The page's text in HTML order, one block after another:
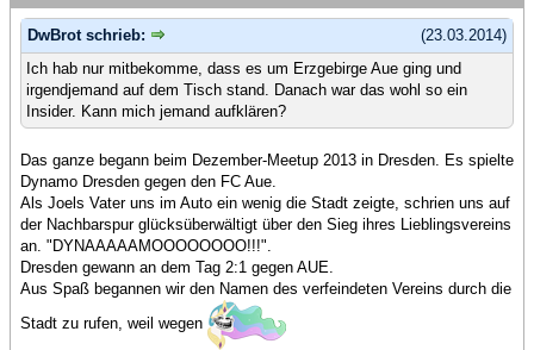
(23.03.2014)
DwBrot schrieb:
Ich hab nur mitbekomme, dass es um Erzgebirge Aue ging und
irgendjemand auf dem Tisch stand. Danach war das wohl so ein
Insider. Kann mich jemand aufklären?
Das ganze begann beim Dezember-Meetup 2013 in Dresden. Es spielte
Dynamo Dresden gegen den FC Aue.
Als Joels Vater uns im Auto ein wenig die Stadt zeigte, schrien uns auf
der Nachbarspur glücksüberwältigt über den Sieg ihres Lieblingsvereins
an. "DYNAAAAAMOOOOOOOO!!!".
Dresden gewann an dem Tag 2:1 gegen AUE.
Aus Spaß begannen wir den Namen des verfeindeten Vereins durch die
Stadt zu rufen, weil wegen